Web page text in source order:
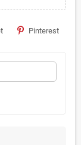
Pinterest